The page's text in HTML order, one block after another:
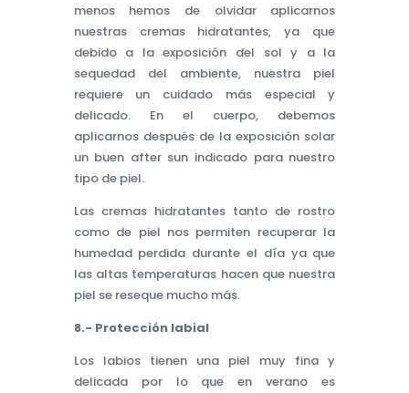
menos hemos de olvidar aplicarnos
nuestras cremas hidratantes, ya que
debido a la exposición del sol y a la
sequedad del ambiente, nuestra piel
requiere un cuidado más especial y
delicado. En el cuerpo, debemos
aplicarnos después de la exposición solar
un buen after sun indicado para nuestro
tipo de piel.
Las cremas hidratantes tanto de rostro
como de piel nos permiten recuperar la
humedad perdida durante el día ya que
las altas temperaturas hacen que nuestra
piel se reseque mucho más.
8.- Protección labial
Los labios tienen una piel muy fina y
delicada por lo que en verano es